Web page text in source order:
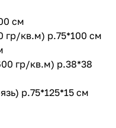
см
гр/кв.м) р.75*100 см
гр/кв.м) р.38*38
р.75*125*15 см